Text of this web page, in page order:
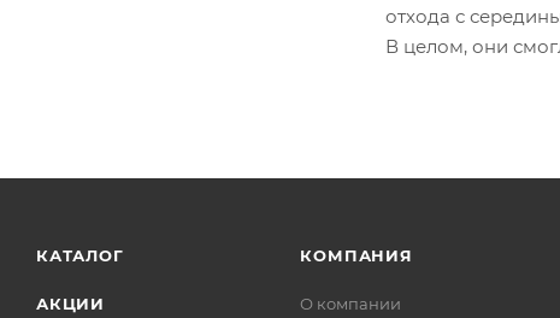
отхода с
В целом, они
КАТАЛОГ
АКЦИИ
КОМПАНИЯ
О компании